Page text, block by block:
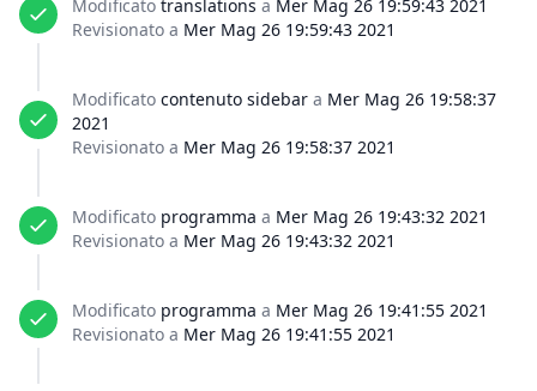
Modificato translations a Mer Mag 26 19:59:43 2021
Revisionato a Mer Mag 26 19:59:43 2021
Modificato contenuto sidebar a Mer Mag 26 19:58:37
2021
Revisionato a Mer Mag 26 19:58:37 2021
Modificato programma a Mer Mag 26 19:43:32 2021
Revisionato a Mer Mag 26 19:43:32 2021
Modificato programma a Mer Mag 26 19:41:55 2021
Revisionato a Mer Mag 26 19:41:55 2021